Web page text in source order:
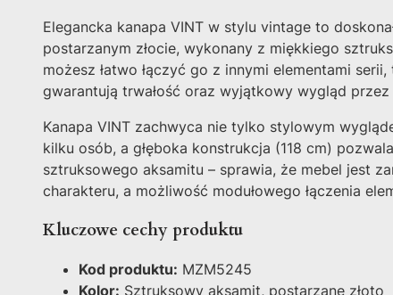
Elegancka kanapa VINT w stylu vintage to
postarzanym złocie, wykonany z miękkiego
możesz łatwo łączyć go z innymi elementami
gwarantują trwałość oraz wyjątkowy wygląd
Kanapa VINT zachwyca nie tylko stylowym
kilku osób, a głęboka konstrukcja (118 cm)
sztruksowego aksamitu – sprawia, że mebel jest
charakteru, a możliwość modułowego łączenia
Kluczowe cechy produktu
Kod produktu: MZM5245
Kolor: Sztruksowy aksamit, postarzane złoto